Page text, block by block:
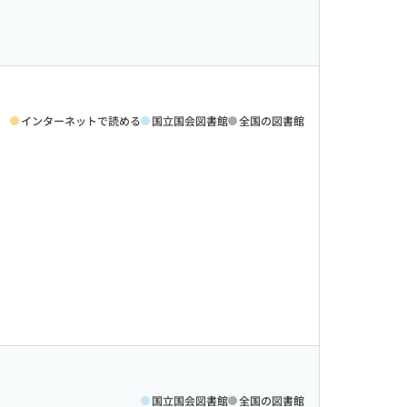
インターネットで読める 国立国会図書館 全国の図書館
国立国会図書館 全国の図書館